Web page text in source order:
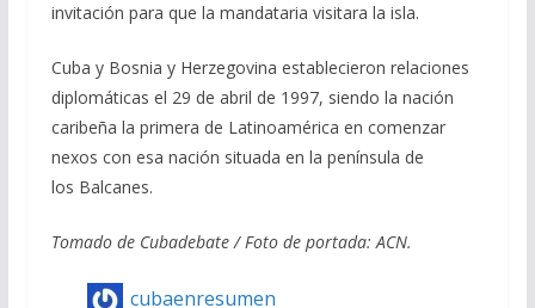
invitación para que la mandataria visitara la isla.
Cuba y Bosnia y Herzegovina establecieron relaciones
diplomáticas el 29 de abril de 1997, siendo la nación
caribeña la primera de Latinoamérica en comenzar
nexos con esa nación situada en la península de
los Balcanes.
Tomado de Cubadebate / Foto de portada: ACN.
cubaenresumen